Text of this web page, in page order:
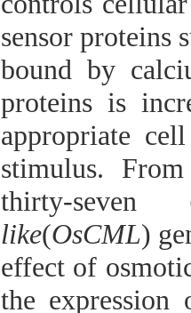
sensor proteins
bound by
proteins is
appropriate
stimulus.
thirty-seven
like(OsCML)
effect of
the